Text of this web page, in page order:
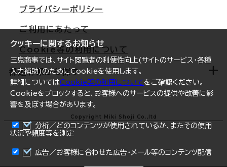
まとめて資料請求
クッキーに関するお知らせ
三鬼商事では、サイト閲覧者の利便性向上(サイトのサービス・各種
入力補助)のためにCookieを使用します。
詳細についてはCookie等の利用についてをご確認ください。
Cookieをブロックすると、お客様へのサービスの提供や改善に影
響を及ぼす場合があります。
分析／どのコンテンツが使用されているか、またその使用
状況や頻度等を測定
広告／お客様に合わせた広告・メール等のコンテンツ配信
札幌
仙台
横浜
福岡
オフィスリポート
ログイン
プライバシーポリシー
ご利用にあたって
Cookie等の利用について
都道府県から探す
青森県
岩手県
Copyright Miki Shoji Co.,ltd